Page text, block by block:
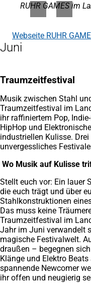
RUHR GAMES im
Webseite RUHR
(Öffnet
in
einem
Juni
Traumzeitfestival
Musik zwischen Stahl
Traumzeitfestival im
ihr raffiniertem Pop,
HipHop und
industriellen Kulisse. Drei
unvergessliches
Wo Musik auf Kulisse
Stellt euch vor: Ein lauer
die euch trägt und über
Stahlkonstruktionen
Das muss keine
Traumzeitfestival im
Jahr im Juni verwandelt
magische Festivalwelt.
draußen – begegnen
Klänge und Elektro
spannende Newcomer
ihr offen und neugierig